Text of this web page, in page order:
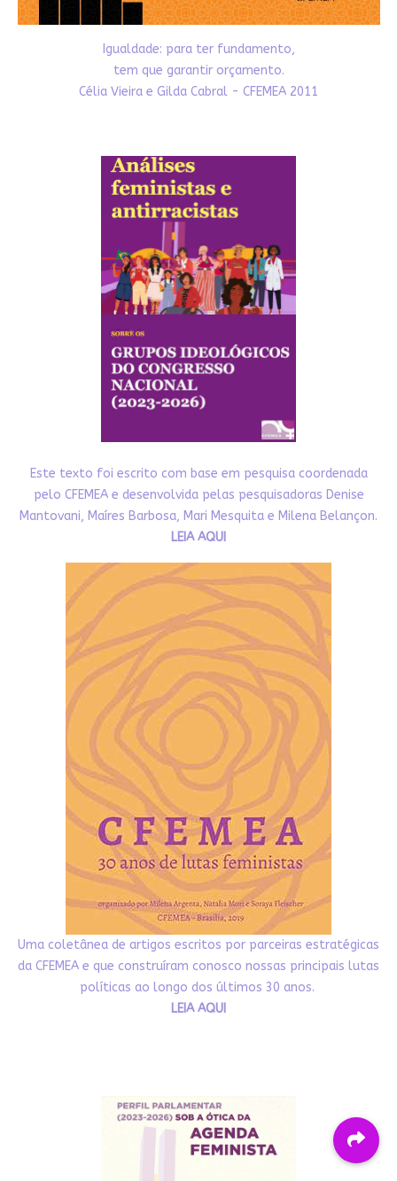
Igualdade: para ter fundamento,
tem que garantir orçamento.
Célia Vieira e Gilda Cabral - CFEMEA 2011
Este texto foi escrito com base em pesquisa coordenada
pelo CFEMEA e desenvolvida pelas pesquisadoras Denise
Mantovani, Maíres Barbosa, Mari Mesquita e Milena Belançon.
LEIA AQUI
Uma coletânea de artigos escritos por parceiras estratégicas
da CFEMEA e que construíram conosco nossas principais lutas
políticas ao longo dos últimos 30 anos.
LEIA AQUI